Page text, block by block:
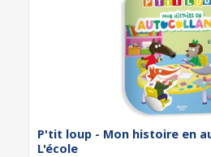
P'tit loup - Mon histoire en
L'école